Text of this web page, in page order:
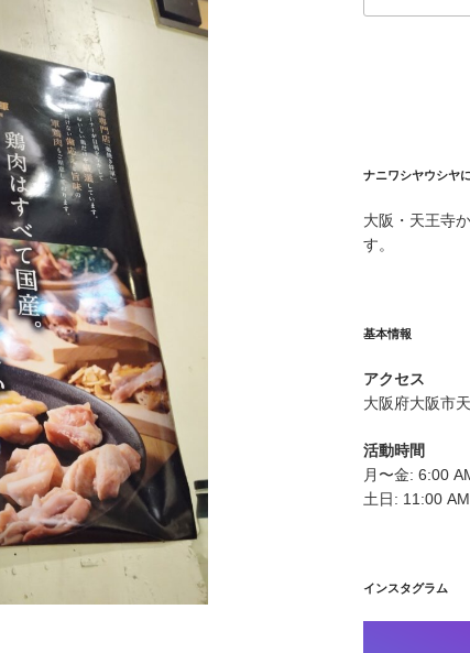
ナニワシヤウシヤ
大阪・天王寺
す。
基本情報
アクセス
大阪府大阪市
活動時間
月〜金: 6:00
土日: 11:00
インスタグラム